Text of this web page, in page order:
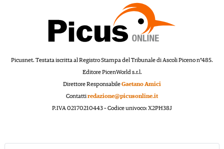
Picusnet. Testata iscritta al Registro Stampa del Tribunale di Ascoli Piceno n°485.
Editore PicenWorld s.r.l.
Direttore ResponsabileGaetano Amici
Contattiredazione@picusonline.it
P.IVA 02170210443 – Codice univoco: X2PH38J